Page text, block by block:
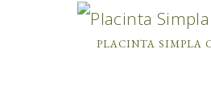
PLACINTA SIMPLA